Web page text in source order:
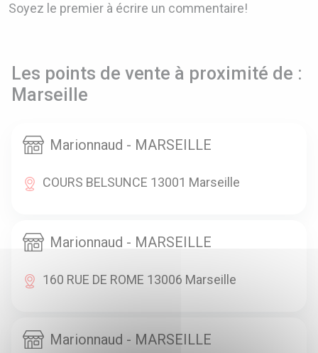
Soyez le premier à écrire un commentaire!
Les points de vente à proximité de :
Marseille
Marionnaud - MARSEILLE
COURS BELSUNCE 13001 Marseille
Marionnaud - MARSEILLE
160 RUE DE ROME 13006 Marseille
Marionnaud - MARSEILLE